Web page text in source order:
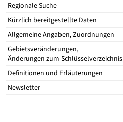
Regionale Suche
Kürzlich bereitgestellte Daten
Allgemeine Angaben, Zuordnungen
Gebietsveränderungen,
Änderungen zum Schlüsselverzeichnis
Definitionen und Erläuterungen
Newsletter